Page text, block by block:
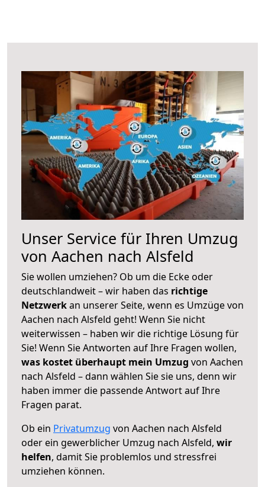
Unser Service für Ihren Umzug
von Aachen nach Alsfeld
Sie wollen umziehen? Ob um die Ecke oder
deutschlandweit – wir haben das richtige
Netzwerkan unserer Seite, wenn es Umzüge von
Aachen nach Alsfeld geht! Wenn Sie nicht
weiterwissen – haben wir die richtige Lösung für
Sie! Wenn Sie Antworten auf Ihre Fragen wollen,
was kostet überhaupt mein Umzug von Aachen
nach Alsfeld – dann wählen Sie sie uns, denn wir
haben immer die passende Antwort auf Ihre
Fragen parat.
Ob ein Privatumzug von Aachen nach Alsfeld
oder ein gewerblicher Umzug nach Alsfeld, wir
helfen, damit Sie problemlos und stressfrei
umziehen können.